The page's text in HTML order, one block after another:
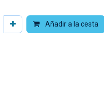
Añadir a la cesta